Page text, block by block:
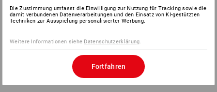
Die Zustimmung umfasst die Einwilligung zur Nutzung für Tracking sowie die
damit verbundenen Datenverarbeitungen und den Einsatz von KI-gestützten
Techniken zur Ausspielung personalisierter Werbung.
Weitere Informationen siehe Datenschutzerklärung
Fortfahren